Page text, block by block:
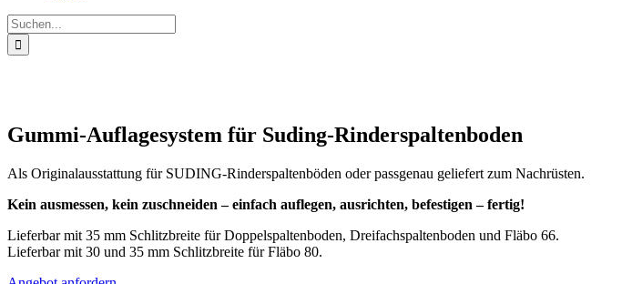
Suche
nach:
Gummi-Auflagesystem für Suding-Rinderspaltenboden
Als Originalausstattung für SUDING-Rinderspaltenböden oder passgenau geliefert zum Nachrüsten.
Kein ausmessen, kein zuschneiden – einfach auflegen, ausrichten, befestigen – fertig!
Lieferbar mit 35 mm Schlitzbreite für Doppelspaltenboden, Dreifachspaltenboden und Fläbo 66.
Lieferbar mit 30 und 35 mm Schlitzbreite für Fläbo 80.